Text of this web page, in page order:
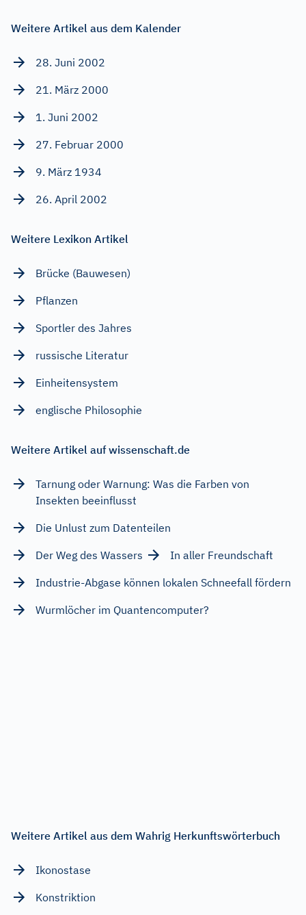
Weitere Artikel aus dem Kalender
28. Juni 2002
21. März 2000
1. Juni 2002
27. Februar 2000
9. März 1934
26. April 2002
Weitere Lexikon Artikel
Brücke (Bauwesen)
Pflanzen
Sportler des Jahres
russische Literatur
Einheitensystem
englische Philosophie
Weitere Artikel auf wissenschaft.de
Tarnung oder Warnung: Was die Farben von
Insekten beeinflusst
Die Unlust zum Datenteilen
Der Weg des Wassers
In aller Freundschaft
Industrie-Abgase können lokalen Schneefall fördern
Wurmlöcher im Quantencomputer?
Weitere Artikel aus dem Wahrig Herkunftswörterbuch
Ikonostase
Konstriktion